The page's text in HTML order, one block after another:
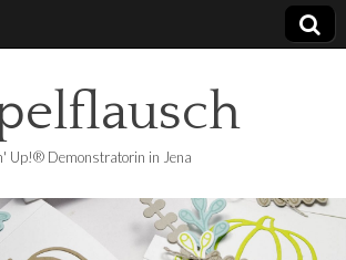
Up!® Demonstratorin in Jena